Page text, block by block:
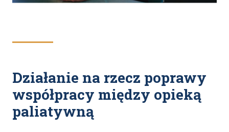
Działanie na rzecz poprawy
współpracy między opieką
paliatywną